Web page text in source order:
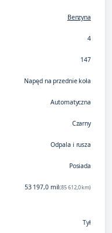
Benzyna
4
147
Napęd na przednie koła
Automatyczna
Czarny
Odpala i rusza
Posiada
53 197,0 mil(85 612,0 km)
Tył